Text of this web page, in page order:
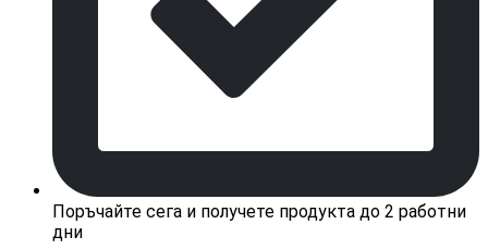
Поръчайте сега и получете продукта до 2 работни
дни